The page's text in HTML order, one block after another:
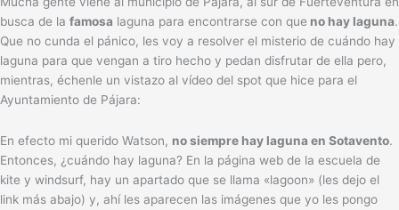
busca de la famosa laguna para encontrarse con que no hay laguna.
Que no cunda el pánico, les voy a resolver el misterio de cuándo hay
laguna para que vengan a tiro hecho y pedan disfrutar de ella pero,
mientras, échenle un vistazo al vídeo del spot que hice para el
Ayuntamiento de Pájara:
En efecto mi querido Watson, no siempre hay laguna en Sotavento.
Entonces, ¿cuándo hay laguna? En la página web de la escuela de
kite y windsurf, hay un apartado que se llama «lagoon» (les dejo el
link más abajo) y, ahí les aparecen las imágenes que yo les pongo